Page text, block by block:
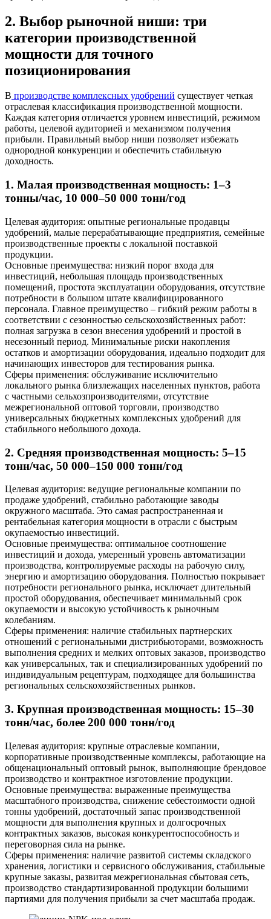
2. Выбор рыночной ниши: три
категории производственной
мощности для точного
позиционирования
В производстве комплексных удобрений существует четкая
отраслевая классификация производственной мощности.
Каждая категория отличается уровнем инвестиций, режимом
работы, целевой аудиторией и механизмом получения
прибыли. Правильный выбор ниши позволяет избежать
однородной конкуренции и обеспечить стабильную
доходность.
1. Малая производственная мощность: 1–3
тонны/час, 10 000–50 000 тонн/год
Целевая аудитория: опытные региональные продавцы
удобрений, малые перерабатывающие предприятия, семейные
производственные проекты с локальной поставкой
продукции.
Основные преимущества: низкий порог входа для
инвестиций, небольшая площадь производственных
помещений, простота эксплуатации оборудования, отсутствие
потребности в большом штате квалифицированного
персонала. Главное преимущество – гибкий режим работы в
соответствии с сезонностью сельскохозяйственных работ:
полная загрузка в сезон внесения удобрений и простой в
несезонный период. Минимальные риски накопления
остатков и амортизации оборудования, идеально подходит для
начинающих инвесторов для тестирования рынка.
Сферы применения: обслуживание исключительно
локального рынка близлежащих населенных пунктов, работа
с частными сельхозпроизводителями, отсутствие
межрегиональной оптовой торговли, производство
универсальных бюджетных комплексных удобрений для
стабильного небольшого дохода.
2. Средняя производственная мощность: 5–15
тонн/час, 50 000–150 000 тонн/год
Целевая аудитория: ведущие региональные компании по
продаже удобрений, стабильно работающие заводы
окружного масштаба. Это самая распространенная и
рентабельная категория мощности в отрасли с быстрым
окупаемостью инвестиций.
Основные преимущества: оптимальное соотношение
инвестиций и дохода, умеренный уровень автоматизации
производства, контролируемые расходы на рабочую силу,
энергию и амортизацию оборудования. Полностью покрывает
потребности регионального рынка, исключает длительный
простой оборудования, обеспечивает минимальный срок
окупаемости и высокую устойчивость к рыночным
колебаниям.
Сферы применения: наличие стабильных партнерских
отношений с региональными дистрибьюторами, возможность
выполнения средних и мелких оптовых заказов, производство
как универсальных, так и специализированных удобрений по
индивидуальным рецептурам, подходящее для большинства
региональных сельскохозяйственных рынков.
3. Крупная производственная мощность: 15–30
тонн/час, более 200 000 тонн/год
Целевая аудитория: крупные отраслевые компании,
корпоративные производственные комплексы, работающие на
общенациональный оптовый рынок, выполняющие брендовое
производство и контрактное изготовление продукции.
Основные преимущества: выраженные преимущества
масштабного производства, снижение себестоимости одной
тонны удобрений, достаточный запас производственной
мощности для выполнения крупных и долгосрочных
контрактных заказов, высокая конкурентоспособность и
переговорная сила на рынке.
Сферы применения: наличие развитой системы складского
хранения, логистики и сервисного обслуживания, стабильные
крупные заказы, развитая межрегиональная сбытовая сеть,
производство стандартизированной продукции большими
партиями для получения прибыли за счет масштаба продаж.